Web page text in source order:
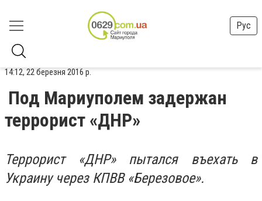
Рус
14:12, 22 березня 2016 р.
Под Мариуполем задержан
террорист «ДНР»
Террорист «ДНР» пытался въехать в
Украину через КПВВ «Березовое».